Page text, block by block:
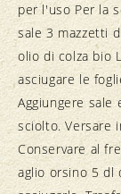
per l'uso Per la
sale 3 mazzetti
olio di colza bio
asciugare le
Aggiungere
sciolto. Versare
Conservare al
aglio orsino 5 dl